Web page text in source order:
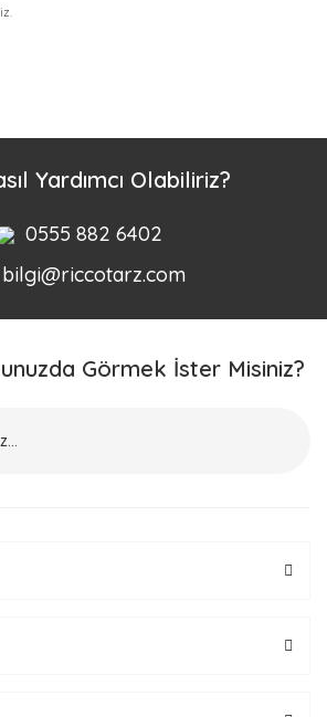
Yardımcı Olabiliriz?
0555 882 6402
bilgi@riccotarz.com
Görmek İster Misiniz?